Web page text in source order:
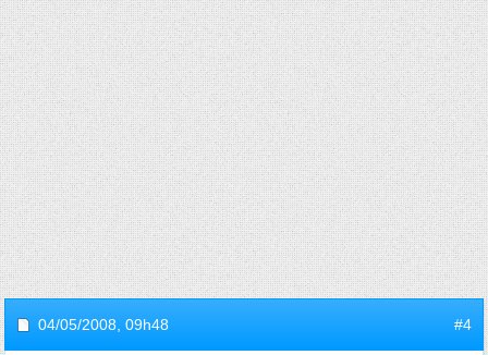
04/05/2008, 09h48 #4